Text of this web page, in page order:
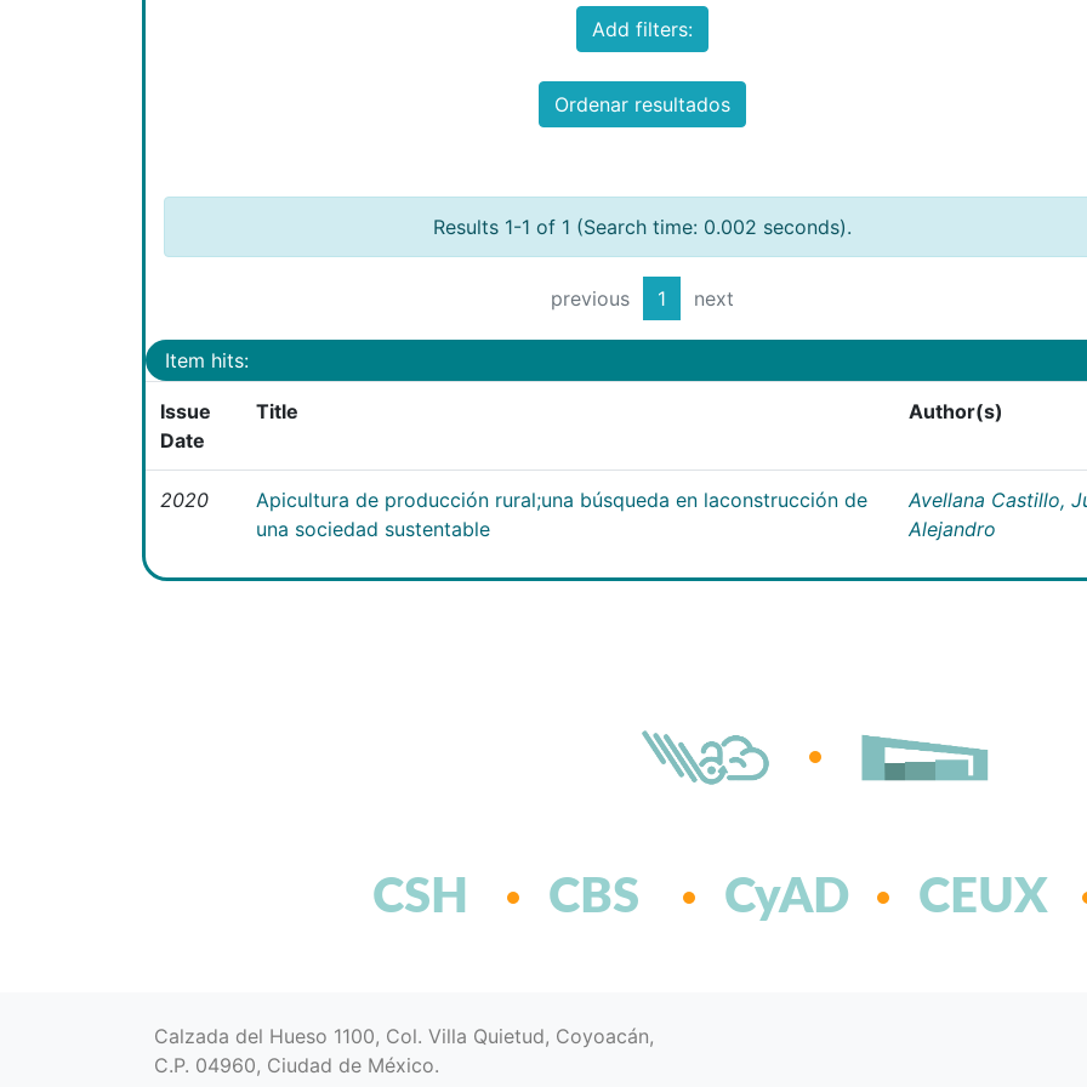
Add filters:
Ordenar resultados
Results 1-1 of 1 (Search time: 0.002 seconds).
previous 1 next
Item hits:
Issue
Date
Title Author(s)
2020
Apicultura de producción rural;una búsqueda en laconstrucción de
una sociedad sustentable
Avellana Castillo,
Alejandro
CSH CBS CyAD CEUX
Calzada del Hueso 1100, Col. Villa Quietud, Coyoacán,
C.P. 04960, Ciudad de México.